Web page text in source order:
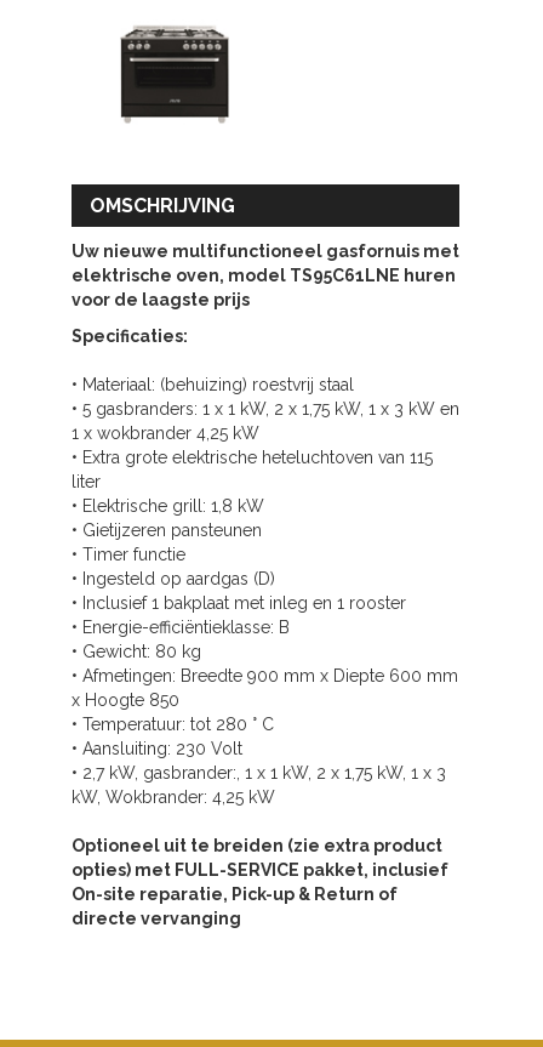
OMSCHRIJVING
Uw nieuwe multifunctioneel gasfornuis met
elektrische oven, model TS95C61LNE huren
voor de laagste prijs
Specificaties:
• Materiaal: (behuizing) roestvrij staal
• 5 gasbranders: 1 x 1 kW, 2 x 1,75 kW, 1 x 3 kW en
1 x wokbrander 4,25 kW
• Extra grote elektrische heteluchtoven van 115
liter
• Elektrische grill: 1,8 kW
• Gietijzeren pansteunen
• Timer functie
• Ingesteld op aardgas (D)
• Inclusief 1 bakplaat met inleg en 1 rooster
• Energie-efficiëntieklasse: B
• Gewicht: 80 kg
• Afmetingen: Breedte 900 mm x Diepte 600 mm
x Hoogte 850
• Temperatuur: tot 280 ° C
• Aansluiting: 230 Volt
• 2,7 kW, gasbrander:, 1 x 1 kW, 2 x 1,75 kW, 1 x 3
kW, Wokbrander: 4,25 kW
Optioneel uit te breiden (zie extra product
opties) met FULL-SERVICE pakket, inclusief
On-site reparatie, Pick-up & Return of
directe vervanging